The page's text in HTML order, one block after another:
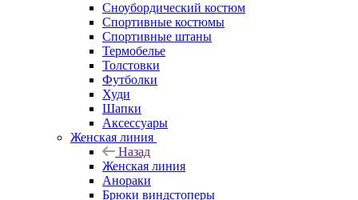
Сноубордический костюм
Спортивные костюмы
Спортивные штаны
Термобелье
Толстовки
Футболки
Худи
Шапки
Аксессуары
Женская линия
Назад
Женская линия
Анораки
Брюки виндстоперы